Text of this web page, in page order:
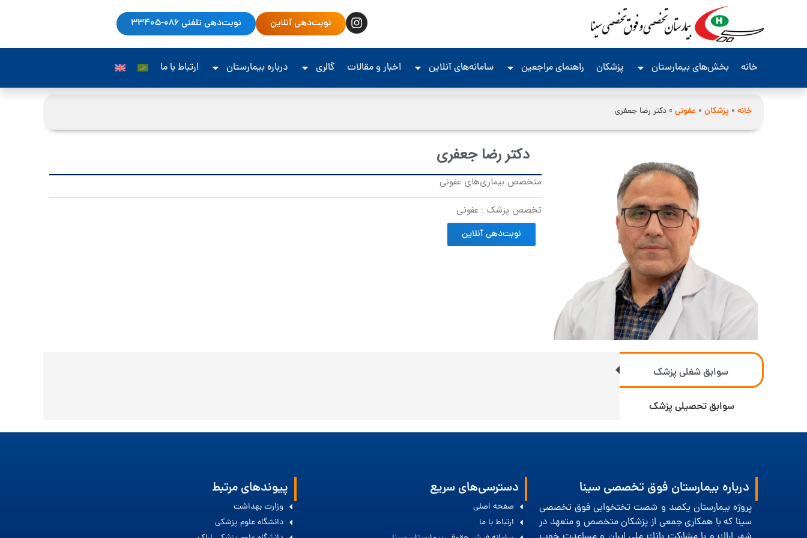
نوبت‌دهی آنلاین نوبت‌دهی تلفنی 086-33405
خانه بخش‌های بیمارستان پزشکان راهنمای مراجعین سامانه‌های آنلاین اخبار و مقالات گالری درباره‌ بیمارستان ارتباط با ما
خانه » پزشکان » عفونی » دکتر رضا جعفری
دکتر رضا جعفری
متخصص بیماری‌های عفونی
تخصص پزشک : عفونی
نوبت‌دهی آنلاین
سوابق شغلی پزشک
سوابق تحصیلی پزشک
درباره بیمارستان فوق تخصصی سینا
پروژه بیمارستان یكصد و شصت تختخوابی فوق تخصصی
سینا كه با همكاری جمعی از پزشكان متخصص و متعهد در
دسترسی‌های سریع
صفحه اصلی
ارتباط با ما
پیوندهای مرتبط
وزارت بهداشت
دانشگاه علوم پزشکی